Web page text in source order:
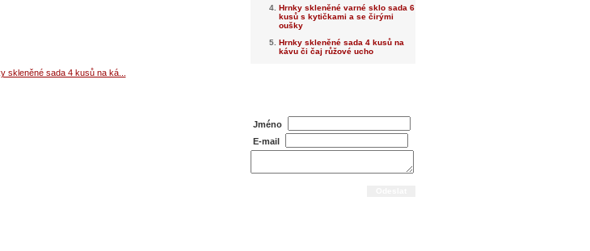
Hrnky skleněné varné sklo sada 6
kusů s kytičkami a se čirými
oušky
Hrnky skleněné sada 4 kusů na
kávu či čaj růžové ucho
Jméno
E-mail